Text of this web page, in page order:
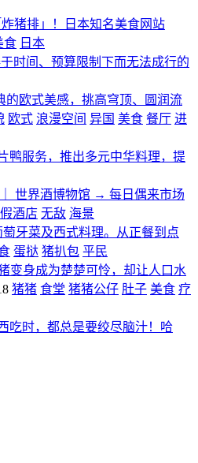
猪排」！日本知名美食网站
食 日本
时间、预算限制下而无法成行的
欧式美感，挑高穹顶、圆润流
欧式 浪漫空间 异国 美食 餐厅 进
鸭服务，推出多元中华料理，提
世界酒博物馆 → 每日偶来市场
酒店 无敌 海景
牙菜及西式料理。从正餐到点
蛋挞 猪扒包 平民
变身成为楚楚可怜，却让人口水
猪猪 食堂 猪猪公仔 肚子 美食 疗
吃时，都总是要绞尽脑汁！哈